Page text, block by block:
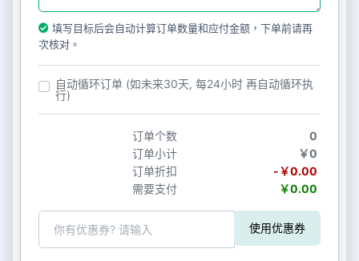
填写目标后会自动计算订单数量和应付金额，下单前请再
次核对。
自动循环订单 (如未来30天, 每24小时 再自动循环执
行)
订单个数
0
订单小计
￥0
订单折扣
-￥0.00
需要支付
￥0.00
使用优惠券